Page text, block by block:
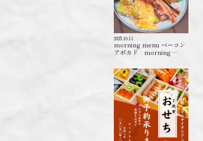
2025.10.11
morning menu ベーコン
アボカド morning …